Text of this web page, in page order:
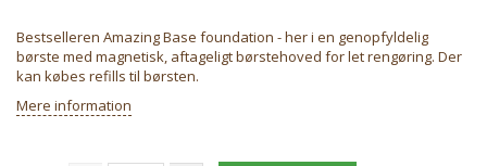
Bestselleren Amazing Base foundation - her i en genopfyldelig
børste med magnetisk, aftageligt børstehoved for let rengøring. Der
kan købes refills til børsten.
Mere information